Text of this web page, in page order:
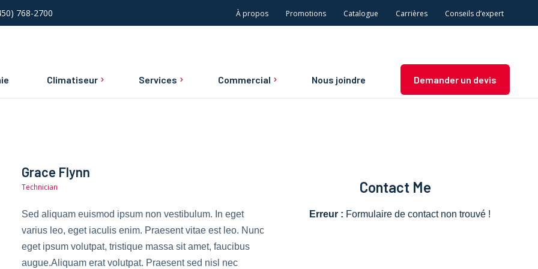
768-2700 À propos Promotions Catalogue Carrières Conseils d’expert
Climatiseur Services Commercial Nous joindre Demander un devis
Grace Flynn
Technician
Sed aliquam euismod ipsum non vestibulum. In eget
varius leo, eget iaculis enim. Praesent vitae est leo. Nunc
eget ipsum volutpat, tristique massa sit amet, faucibus
augue.Aliquam erat volutpat. Praesent sed nisl nec
Contact Me
Erreur : Formulaire de contact non trouvé !